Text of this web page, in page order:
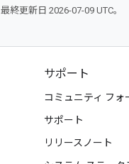
最終更新日 2026-07-09 UTC。
サポート
コミュニティ フォ
サポート
リリースノート